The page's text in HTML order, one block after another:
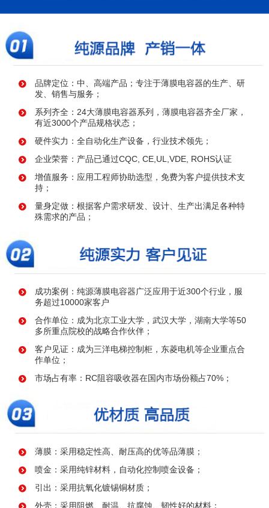
品牌定位：中、高端产品；专注于薄膜电容器的生产、研
发、销售与服务；
系列齐全：24大薄膜电容器系列，薄膜电容器齐全厂家，
有近3000个产品规格状态；
硬件实力：全自动化生产设备，行业技术领先；
企业荣誉：产品已通过CQC, CE,UL,VDE, ROHS认证
增值服务：应用工程师协助选型，免费为客户提供技术支
持；
量身定做：根据客户需求研发、设计、生产出满足各种特
殊需求的产品；
成功案例：纯源薄膜电容器广泛应用于近300个行业，服
务超过10000家客户
合作单位：成为北京工业大学，武汉大学，湖南大学等50
多所重点院校的战略合作伙伴；
客户见证：成为三洋电梯控制柜，东菱电机等企业重点合
作单位；
市场占有率：RC阻容吸收器在国内市场份额占70%；
薄膜：采用稳定性高、耐压高的优等品薄膜；
喷金：采用纯锌材料，自动化控制喷金设备；
引出：采用抗氧化镀锡铜材质；
外壳：采用阻燃、耐温、抗腐蚀、韧性好的材料；